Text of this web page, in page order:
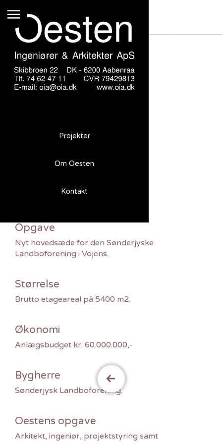
Projekter
Om Oesten
Kontakt
Sønderjysk Landboforening
Landboforening
Opgave
Nyt hovedsæde for den Sønderjyske
Landboforening i Vojens.
Størrelse
Brutto etageareal på 5400 m2.
Økonomi
Anlægsbudget kr. 60.000.000,-
Bygherre
Sønderjysk Landboforening.
Oestens opgave
Arkitekt, ingeniør, projektstyring samt